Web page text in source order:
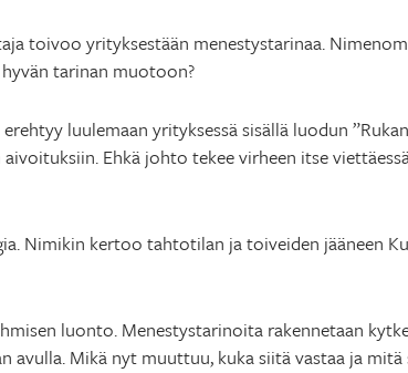
toivoo yrityksestään menestystarinaa.
tarinan muotoon?
luulemaan yrityksessä sisällä luodun
Ehkä johto tekee virheen itse
Nimikin kertoo tahtotilan ja toiveiden jääneen
luonto. Menestystarinoita rakennetaan
avulla. Mikä nyt muuttuu, kuka siitä vastaa ja